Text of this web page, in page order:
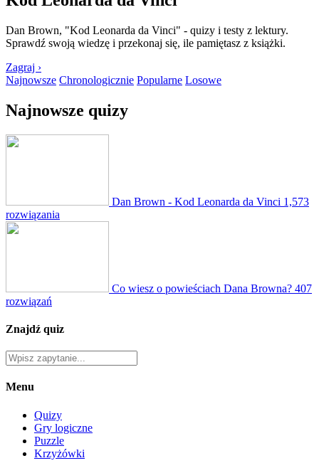
Dan Brown, "Kod Leonarda da Vinci" - quizy i testy z lektury.
Sprawdź swoją wiedzę i przekonaj się, ile pamiętasz z książki.
Zagraj ›
Najnowsze Chronologicznie Popularne Losowe
Najnowsze quizy
Dan Brown - Kod Leonarda da Vinci 1,573
rozwiązania
Co wiesz o powieściach Dana Browna? 407
rozwiązań
Znajdź quiz
Menu
Quizy
Gry logiczne
Puzzle
Krzyżówki